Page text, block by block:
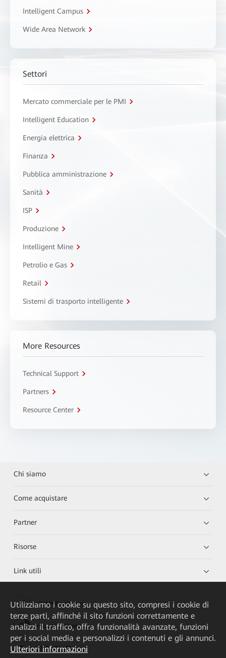
Intelligent Campus
Wide Area Network
Settori
Mercato commerciale per le PMI
Intelligent Education
Energia elettrica
Finanza
Pubblica amministrazione
Sanità
ISP
Produzione
Intelligent Mine
Petrolio e Gas
Retail
Sistemi di trasporto intelligente
More Resources
Technical Support
Partners
Resource Center
Chi siamo
Come acquistare
Partner
Risorse
Link utili
HUAWEI eKit App
Huawei HiKnow App
HUAWEI eFly App
Utilizziamo i cookie su questo sito, compresi i cookie di
terze parti, affinché il sito funzioni correttamente e
analizzi il traffico, offra funzionalità avanzate, funzioni
per i social media e personalizzi i contenuti e gli annunci.
Ulteriori informazioni